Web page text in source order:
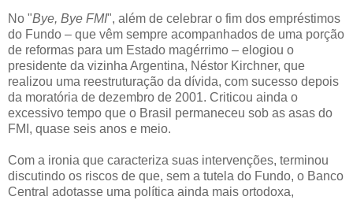
No "Bye, Bye FMI", além de celebrar o fim dos empréstimos
do Fundo – que vêm sempre acompanhados de uma porção
de reformas para um Estado magérrimo – elogiou o
presidente da vizinha Argentina, Néstor Kirchner, que
realizou uma reestruturação da dívida, com sucesso depois
da moratória de dezembro de 2001. Criticou ainda o
excessivo tempo que o Brasil permaneceu sob as asas do
FMI, quase seis anos e meio.
Com a ironia que caracteriza suas intervenções, terminou
discutindo os riscos de que, sem a tutela do Fundo, o Banco
Central adotasse uma política ainda mais ortodoxa,